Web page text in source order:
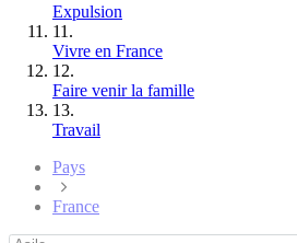
Expulsion
11.
Vivre en France
12.
Faire venir la famille
13.
Travail
Pays
France